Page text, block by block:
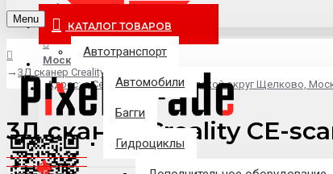
info@pixel-trade.ru
Москва
Адрес: д.Серково, вл1А, городской округ Щелково,
КАТАЛОГ ТОВАРОВ
Автотранспорт
Автомобили
Багги
Гидроциклы
Menu
3Д сканер Creality CE-scan raptor
3Д сканер Creality CE-